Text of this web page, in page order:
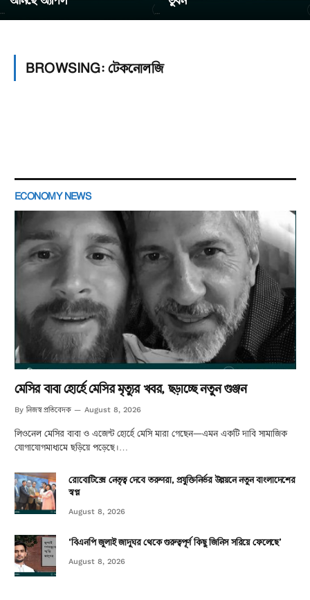
BROWSING:টেকনোলজি
ECONOMY NEWS
মেসির বাবা হোর্হে মেসির মৃত্যুর খবর, ছড়াচ্ছে নতুন গুঞ্জন
By নিজস্ব প্রতিবেদক August 8, 2026
লিওনেল মেসির বাবা ও এজেন্ট হোর্হে মেসি মারা গেছেন—এমন একটি দাবি সামাজিক
যোগাযোগমাধ্যমে ছড়িয়ে পড়েছে।…
রোবোটিক্সে নেতৃত্ব দেবে তরুণরা, প্রযুক্তিনির্ভর উন্নয়নে নতুন বাংলাদেশের
স্বপ্ন
August 8, 2026
‘বিএনপি জুলাই জাদুঘর থেকে গুরুত্বপূর্ণ কিছু জিনিস সরিয়ে ফেলেছে’
August 8, 2026